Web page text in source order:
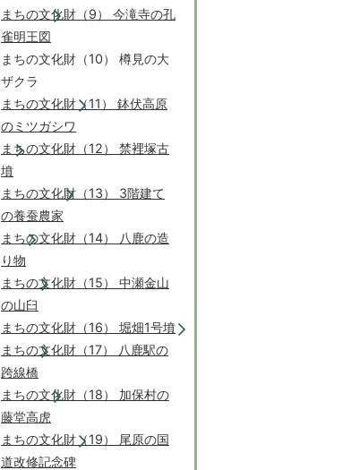
まちの文化財（9） 今滝寺の孔
雀明王図
まちの文化財（10） 樽見の大
ザクラ
まちの文化財（11） 鉢伏高原
のミツガシワ
まちの文化財（12） 禁裡塚古
墳
まちの文化財（13） 3階建て
の養蚕農家
まちの文化財（14） 八鹿の造
り物
まちの文化財（15） 中瀬金山
の山臼
まちの文化財（16） 堀畑1号墳
まちの文化財（17） 八鹿駅の
跨線橋
まちの文化財（18） 加保村の
藤堂高虎
まちの文化財（19） 尾原の国
道改修記念碑